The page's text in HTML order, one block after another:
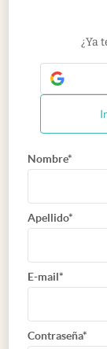
¿Ya
Nombre*
Apellido*
E-mail*
Contraseña*